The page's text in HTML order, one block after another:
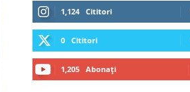
1,124 Cititori
0 Cititori
1,205 Abonați